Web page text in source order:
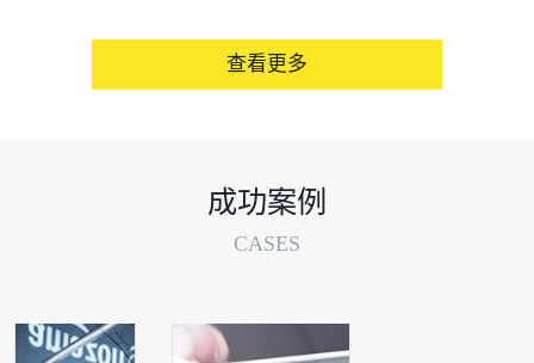
查看更多
成功案例
CASES